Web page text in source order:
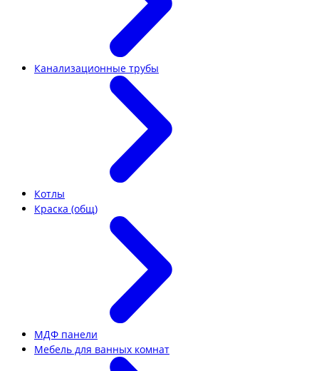
Канализационные трубы
Котлы
Краска (общ)
МДФ панели
Мебель для ванных комнат